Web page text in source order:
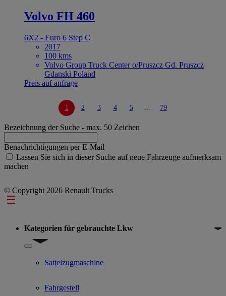
Volvo FH 460
6X2 - Euro 6 Step C
2017
100 kms
Volvo Group Truck Center o/Pruszcz Gd. Pruszcz
Gdanski Poland
Preis auf anfrage
1 2 3 4 5 ... 79
Bezeichnung der Suche - max. 50 Zeichen
Benachrichtigungen per E-Mail
Lassen Sie sich in dieser Suche auf neue Fahrzeuge aufmerksam
machen
© Copyright 2026 Renault Trucks
Footer
Kategorien für gebrauchte Lkw
Show submenu for Kategorien für gebrauchte Lkw
Sattelzugmaschine
Fahrgestell